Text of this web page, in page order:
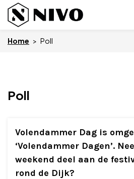
to
Nieuws
Zakelijk
Home > Poll
Poll
Volendammer Dag is
‘Volendammer Dagen’.
weekend deel aan de
rond de Dijk?